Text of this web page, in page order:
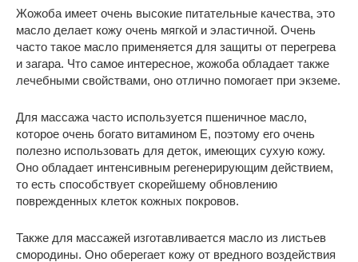
Жожоба имеет очень высокие питательные качества, это
масло делает кожу очень мягкой и эластичной. Очень
часто такое масло применяется для защиты от перегрева
и загара. Что самое интересное, жожоба обладает также
лечебными свойствами, оно отлично помогает при экземе.
Для массажа часто используется пшеничное масло,
которое очень богато витамином Е, поэтому его очень
полезно использовать для деток, имеющих сухую кожу.
Оно обладает интенсивным регенерирующим действием,
то есть способствует скорейшему обновлению
поврежденных клеток кожных покровов.
Также для массажей изготавливается масло из листьев
смородины. Оно оберегает кожу от вредного воздействия